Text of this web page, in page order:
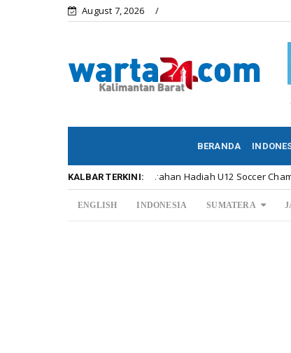
August 7, 2026
BERANDA
KALBAR TERKINI:
Meriahnya Penyerahan Hadiah U12 Soccer Championship ...
ENGLISH INDONESIA SUMATERA